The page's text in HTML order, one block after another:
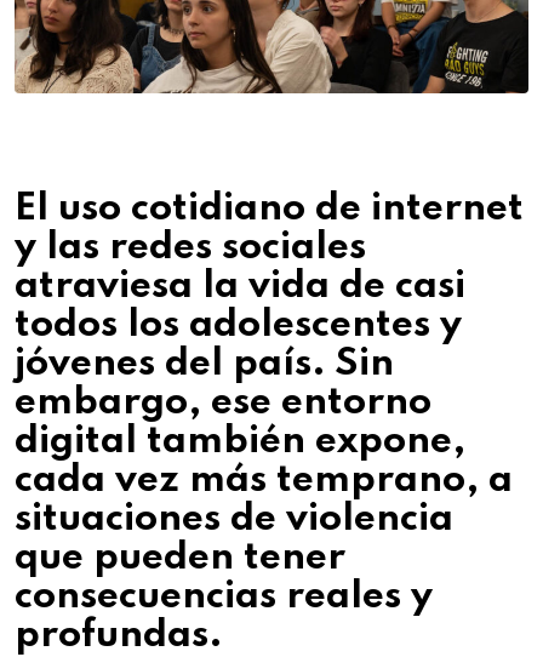
El uso cotidiano de internet
y las redes sociales
atraviesa la vida de casi
todos los adolescentes y
jóvenes del país. Sin
embargo, ese entorno
digital también expone,
cada vez más temprano, a
situaciones de violencia
que pueden tener
consecuencias reales y
profundas.